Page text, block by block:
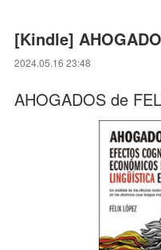
[Kindle]
2024.05.16 23:48
AHOGADOS de